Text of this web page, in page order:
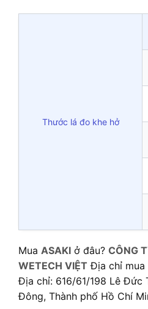
Thước lá đo khe hở
Mua ASAKI ở đâu? CÔNG
WETECH VIỆT Địa chỉ mua
Địa chỉ: 616/61/198 Lê Đức
Đông, Thành phố Hồ Chí